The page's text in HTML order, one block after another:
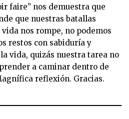
faire” nos demuestra que
que nuestras batallas
nos rompe, no podemos
restos con sabiduría y
vida, quizás nuestra tarea no
a caminar dentro de
reflexión. Gracias.